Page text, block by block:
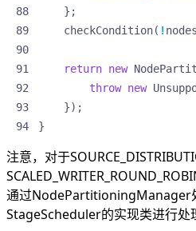
};
checkCondition( !nodes
return new
throw new
});
}
注意，对于
通过NodePartitioningManager
StageScheduler的实现类进行处